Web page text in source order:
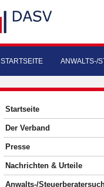
STARTSEITE ANWALTS-/
Startseite
Der Verband
Presse
Nachrichten & Urteile
Anwalts-/